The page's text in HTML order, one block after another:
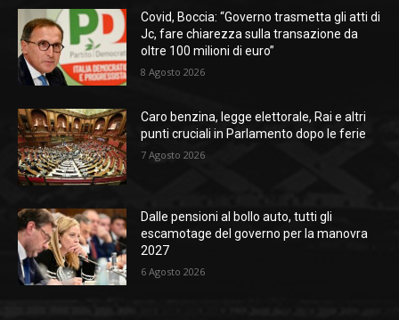
Covid, Boccia: “Governo trasmetta gli atti di
Jc, fare chiarezza sulla transazione da
oltre 100 milioni di euro”
8 Agosto 2026
Caro benzina, legge elettorale, Rai e altri
punti cruciali in Parlamento dopo le ferie
7 Agosto 2026
Dalle pensioni al bollo auto, tutti gli
escamotage del governo per la manovra
2027
6 Agosto 2026